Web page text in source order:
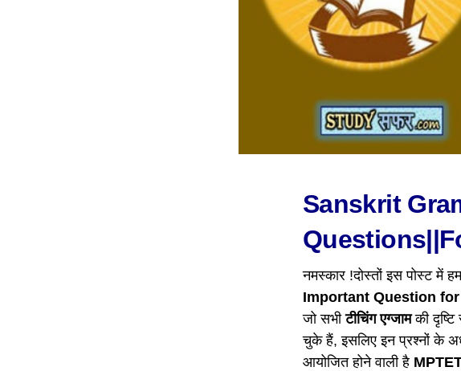
Sanskrit
नमस्कार !दोस्तों इस पोस्ट
Important Question for
जो सभीटीचिंग एग्जामकी
चुके हैं, इसलिए इन प्रश्नों के
आयोजित होने वाली है